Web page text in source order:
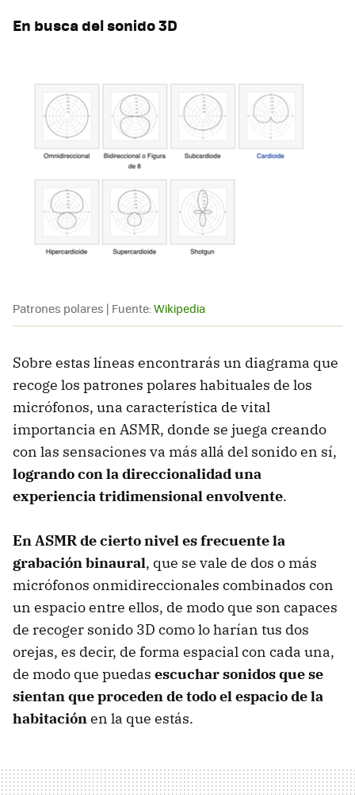
En busca del sonido 3D
Patrones polares | Fuente:Wikipedia
Sobre estas líneas encontrarás un diagrama que
recoge los patrones polares habituales de los
micrófonos, una característica de vital
importancia en ASMR, donde se juega creando
con las sensaciones va más allá del sonido en sí,
logrando con la direccionalidad una
experiencia tridimensional envolvente.
En ASMR de cierto nivel es frecuente la
grabación binaural, que se vale de dos o más
micrófonos onmidireccionales combinados con
un espacio entre ellos, de modo que son capaces
de recoger sonido 3D como lo harían tus dos
orejas, es decir, de forma espacial con cada una,
de modo que puedas escuchar sonidos que se
sientan que proceden de todo el espacio de la
habitaciónen la que estás.